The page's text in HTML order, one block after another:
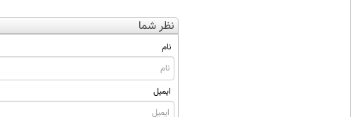
نظر شما
نام
ایمیل